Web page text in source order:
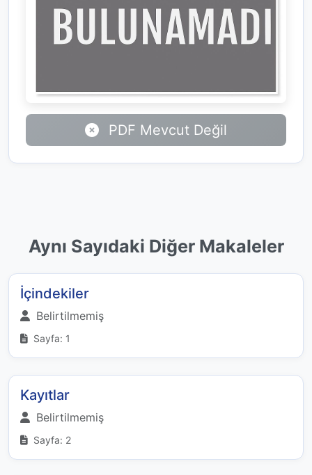
PDF Mevcut Değil
Aynı Sayıdaki Diğer Makaleler
İçindekiler
Belirtilmemiş
Sayfa: 1
Kayıtlar
Belirtilmemiş
Sayfa: 2